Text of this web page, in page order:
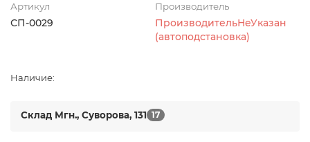
Артикул
СП-0029
Производитель
ПроизводительНеУказан
(автоподстановка)
Наличие:
Склад Мгн., Суворова, 131 17